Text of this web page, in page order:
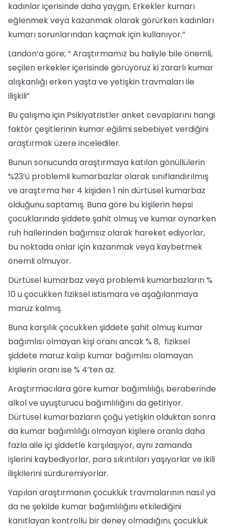
kadınlar içerisinde daha yaygın, Erkekler kumarı
eğlenmek veya kazanmak olarak görürken kadınları
kumarı sorunlarından kaçmak için kullanıyor.”
Landon’a göre; “ Araştırmamız bu haliyle bile önemli,
seçilen erkekler içerisinde görüyoruz ki zararlı kumar
alışkanlığı erken yaşta ve yetişkin travmaları ile
ilişkili”
Bu çalışma için Psikiyatristler anket cevaplarını hangi
faktör çeşitlerinin kumar eğilimi sebebiyet verdiğini
araştırmak üzere incelediler.
Bunun sonucunda araştırmaya katılan gönüllülerin
%23’ü problemli kumarbazlar olarak sınıflandırılmış
ve araştırma her 4 kişiden 1 nin dürtüsel kumarbaz
olduğunu saptamış. Buna göre bu kişilerin hepsi
çocuklarında şiddete şahit olmuş ve kumar oynarken
ruh hallerinden bağımsız olarak hareket ediyorlar,
bu noktada onlar için kazanmak veya kaybetmek
önemli olmuyor.
Dürtüsel kumarbaz veya problemli kumarbazların %
10 u çocukken fiziksel istismara ve aşağılanmaya
maruz kalmış.
Buna karşılık çocukken şiddete şahit olmuş kumar
bağımlısı olmayan kişi oranı ancak % 8, fiziksel
şiddete maruz kalıp kumar bağımlısı olamayan
kişilerin oranı ise % 4’ten az.
Araştırmacılara göre kumar bağımlılığı, beraberinde
alkol ve uyuşturucu bağımlılığını da getiriyor.
Dürtüsel kumarbazların çoğu yetişkin olduktan sonra
da kumar bağımlılığı olmayan kişilere oranla daha
fazla aile içi şiddetle karşılaşıyor, aynı zamanda
işlerini kaybediyorlar, para sıkıntıları yaşıyorlar ve ikili
ilişkilerini sürdüremiyorlar.
Yapılan araştırmanın çocukluk travmalarının nasıl ya
da ne şekilde kumar bağımlılığını etkilediğini
kanıtlayan kontrollü bir deney olmadığını, çocukluk